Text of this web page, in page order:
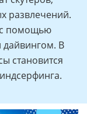
скутеров,
развлечений.
с помощью
В
становится